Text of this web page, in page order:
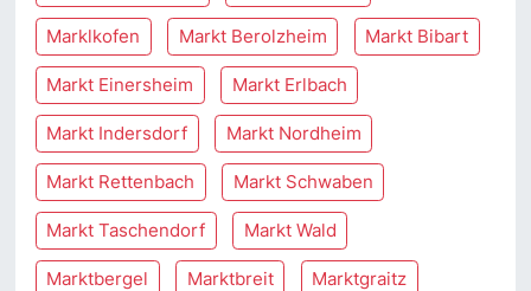
Marklkofen Markt Berolzheim Markt Bibart
Markt Einersheim Markt Erlbach
Markt Indersdorf Markt Nordheim
Markt Rettenbach Markt Schwaben
Markt Taschendorf Markt Wald
Marktbergel Marktbreit Marktgraitz